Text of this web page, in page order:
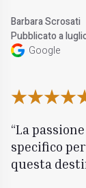
Barbara Scrosati
Pubblicato a
Google
La
specifico
questa